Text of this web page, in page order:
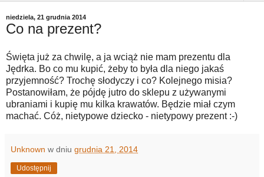
niedziela, 21 grudnia 2014
Co na prezent?
Święta już za chwilę, a ja wciąż nie mam prezentu dla
Jędrka. Bo co mu kupić, żeby to była dla niego jakaś
przyjemność? Trochę słodyczy i co? Kolejnego misia?
Postanowiłam, że pójdę jutro do sklepu z używanymi
ubraniami i kupię mu kilka krawatów. Będzie miał czym
machać. Cóż, nietypowe dziecko - nietypowy prezent :-)
Unknown w dniu grudnia 21, 2014
Udostępnij